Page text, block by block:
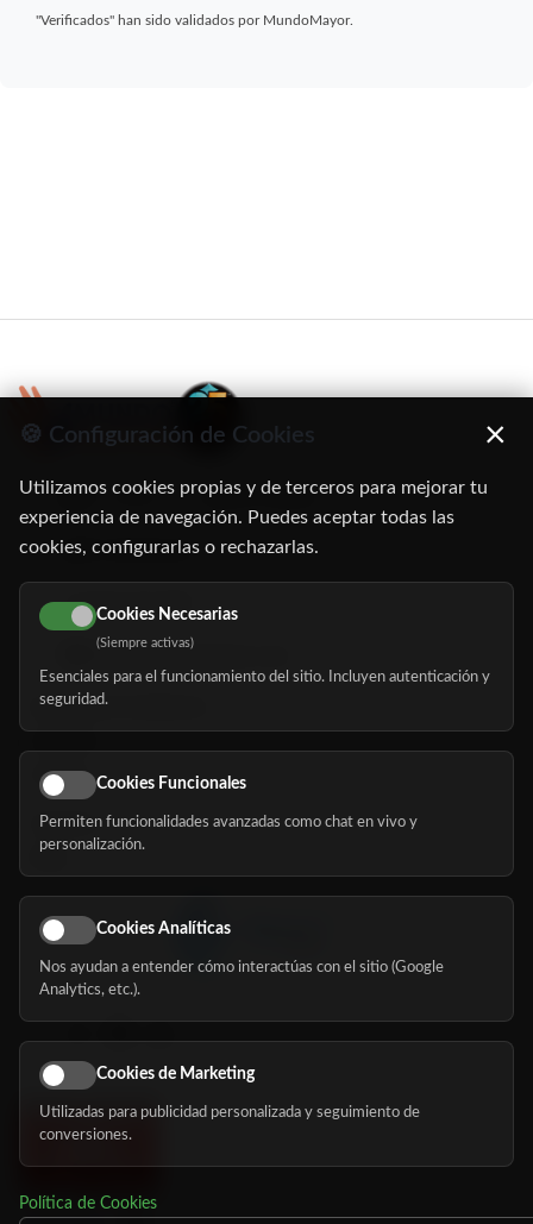
"Verificados" han sido validados por MundoMayor.
C/ Oruro, 11. 28016 Madrid
91 345 06 26
616 113 103
hola@mundomayor.com
Buscador de residencias
Eventos
Nosotros
Síguenos
🍪 Configuración de Cookies ×
Utilizamos cookies propias y de terceros para mejorar tu
experiencia de navegación. Puedes aceptar todas las
cookies, configurarlas o rechazarlas.
Cookies Necesarias
(Siempre activas)
Esenciales para el funcionamiento del sitio. Incluyen autenticación y
seguridad.
Cookies Funcionales
Permiten funcionalidades avanzadas como chat en vivo y
personalización.
Cookies Analíticas
Nos ayudan a entender cómo interactúas con el sitio (Google
Analytics, etc.).
Cookies de Marketing
Utilizadas para publicidad personalizada y seguimiento de
conversiones.
Política de Cookies